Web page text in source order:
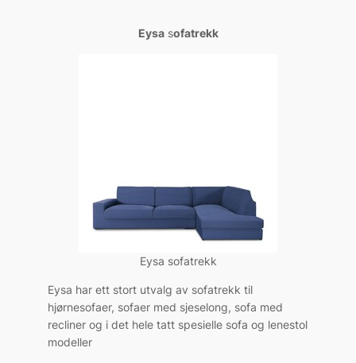
Eysasofatrekk
Eysa sofatrekk
Eysa har ett stort utvalg av sofatrekk til
hjørnesofaer, sofaer med sjeselong, sofa med
recliner og i det hele tatt spesielle sofa og lenestol
modeller